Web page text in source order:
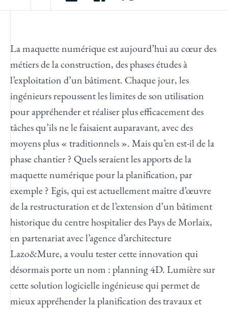
La maquette numérique est aujourd’hui au cœur des
métiers de la construction, des phases études à
l’exploitation d’un bâtiment. Chaque jour, les
ingénieurs repoussent les limites de son utilisation
pour appréhender et réaliser plus efficacement des
tâches qu’ils ne le faisaient auparavant, avec des
moyens plus « traditionnels ». Mais qu’en est-il de la
phase chantier ? Quels seraient les apports de la
maquette numérique pour la planification, par
exemple ? Egis, qui est actuellement maître d’œuvre
de la restructuration et de l’extension d’un bâtiment
historique du centre hospitalier des Pays de Morlaix,
en partenariat avec l’agence d’architecture
Lazo&Mure, a voulu tester cette innovation qui
désormais porte un nom : planning 4D.Lumière sur
cette solution logicielle ingénieuse qui permet de
mieux appréhender la planification des travaux et